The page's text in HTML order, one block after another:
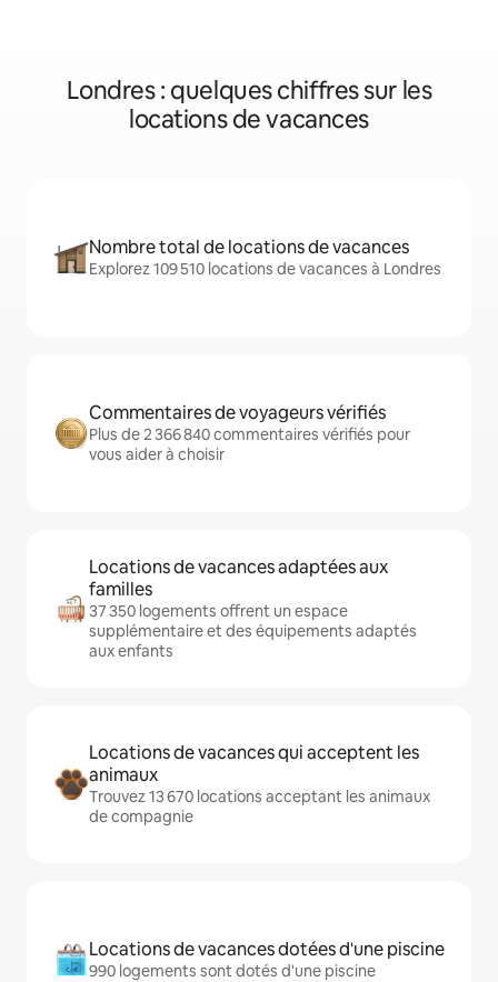
Londres : quelques chiffres sur les
locations de vacances
Nombre total de locations de vacances
Explorez 109 510 locations de vacances à Londres
Commentaires de voyageurs vérifiés
Plus de 2 366 840 commentaires vérifiés pour
vous aider à choisir
Locations de vacances adaptées aux
familles
37 350 logements offrent un espace
supplémentaire et des équipements adaptés
aux enfants
Locations de vacances qui acceptent les
animaux
Trouvez 13 670 locations acceptant les animaux
de compagnie
Locations de vacances dotées d'une piscine
990 logements sont dotés d'une piscine